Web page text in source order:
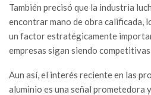
También precisó que la industria
encontrar mano de obra calificada,
un factor estratégicamente
empresas sigan siendo
Aun así, el interés reciente en las
aluminio es una señal prometedora